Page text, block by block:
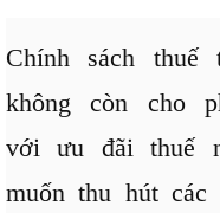
Chính sách
không còn cho
với ưu đãi thuế
muốn thu hút các